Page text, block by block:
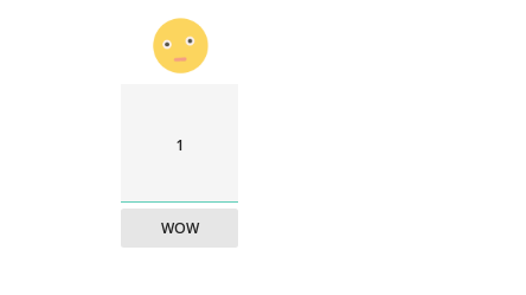
1
WOW